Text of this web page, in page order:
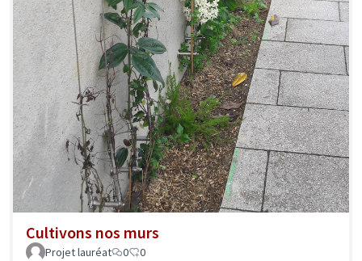
Cultivons nos murs
Projet lauréat 0 0